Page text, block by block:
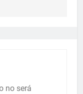
no será